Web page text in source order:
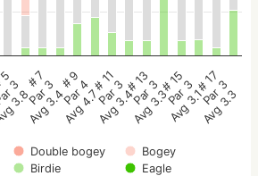
Double bogey
Bogey
Birdie
Eagle
53
3.8
# 7
Par 3
Avg 3.4
# 9
Par 4
Avg 4.7
# 11
Par 3
Avg 3.4
# 13
Par 3
Avg 3.3
# 15
Par 3
Avg 3.1
# 17
Par 3
Avg 3.3